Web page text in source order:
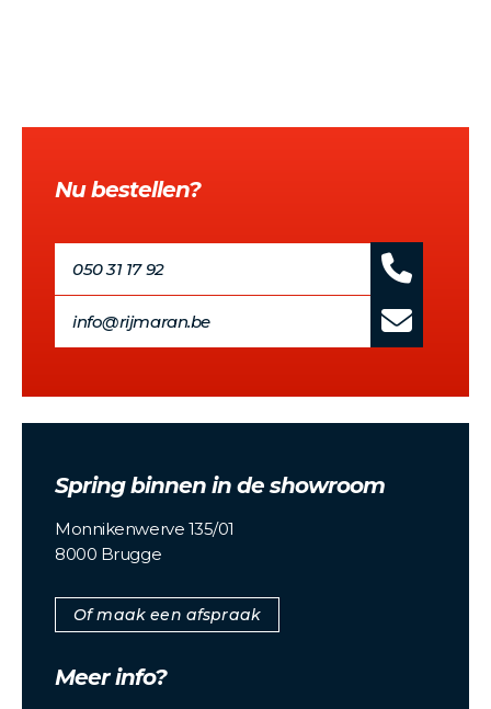
Nu bestellen?
050 31 17 92
info@rijmaran.be
Spring binnen in de showroom
Monnikenwerve 135/01
8000 Brugge
Of maak een afspraak
Meer info?